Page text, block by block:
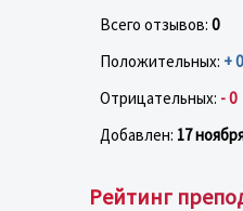
Всего отзывов: 0
Положительных: + 0
Отрицательных: - 0
Добавлен: 17
Рейтинг